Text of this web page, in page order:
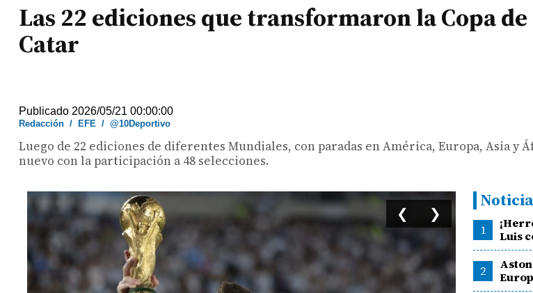
Las 22 ediciones que transformaron la Copa
Catar
Publicado 2026/05/21 00:00:00
Redacción / EFE /@10Deportivo
Luego de 22 ediciones de diferentes Mundiales, con paradas en América, Europa, Asia y
nuevo con la participación a 48 selecciones.
❮ ❯
1
Luis
2